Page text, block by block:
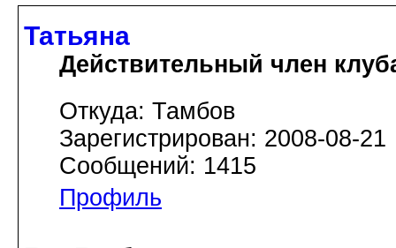
Татьяна
Действительный член
Откуда: Тамбов
Зарегистрирован: 2008-08-21
Сообщений: 1415
Профиль